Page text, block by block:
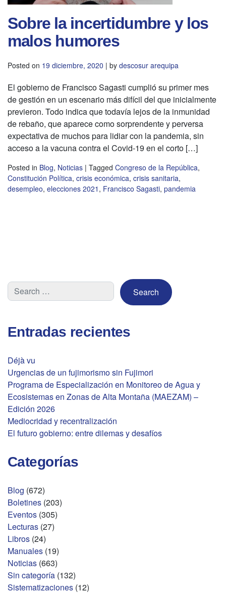
Sobre la incertidumbre y los
malos humores
Posted on 19 diciembre, 2020 | by descosur arequipa
El gobierno de Francisco Sagasti cumplió su primer mes
de gestión en un escenario más difícil del que inicialmente
previeron. Todo indica que todavía lejos de la inmunidad
de rebaño, que aparece como sorprendente y perversa
expectativa de muchos para lidiar con la pandemia, sin
acceso a la vacuna contra el Covid-19 en el corto […]
Posted in Blog, Noticias | Tagged Congreso de la República,
Constitución Política, crisis económica, crisis sanitaria,
desempleo, elecciones 2021 , Francisco Sagasti, pandemia
Entradas recientes
Déjà vu
Urgencias de un fujimorismo sin Fujimori
Programa de Especialización en Monitoreo de Agua y
Ecosistemas en Zonas de Alta Montaña (MAEZAM) –
Edición 2026
Mediocridad y recentralización
El futuro gobierno: entre dilemas y desafíos
Categorías
Blog (672)
Boletines (203)
Eventos (305)
Lecturas (27)
Libros (24)
Manuales (19)
Noticias (663)
Sin categoría (132)
Sistematizaciones (12)